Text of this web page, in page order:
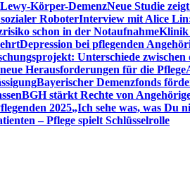
Körper-DemenzNeue Studie
RoboterInterview mit Alice
schon in der NotaufnahmeKlinik
Depression bei pflegenden
Unterschiede zwischen
Herausforderungen für die Pflege
Bayerischer Demenzfonds
BGH stärkt Rechte von
2025„Ich sehe was, was Du
– Pflege spielt Schlüsselrolle